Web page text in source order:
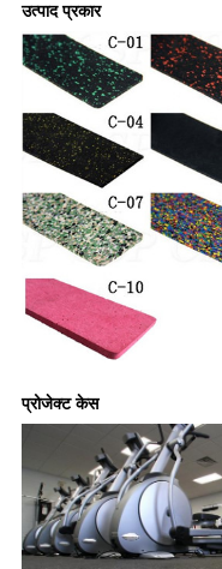
उत्पाद प्रकार
प्रोजेक्ट केस